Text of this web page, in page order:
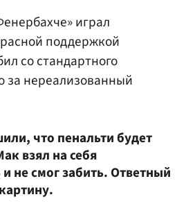
играл
поддержкой
со стандартного
за нереализованный
что пенальти будет
взял на себя
и не смог забить. Ответный